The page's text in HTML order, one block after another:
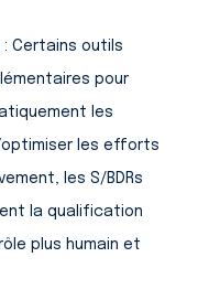
: Certains outils
pour
les
les efforts
les S/BDRs
la qualification
plus humain et